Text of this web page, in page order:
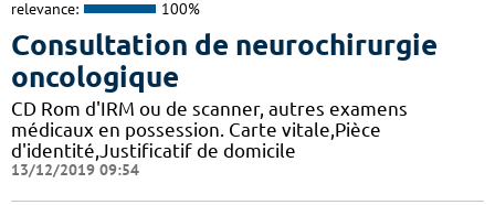
relevance: 100%
Consultation de neurochirurgie
oncologique
CD Rom d'IRM ou de scanner, autres examens
médicaux en possession. Carte vitale,Pièce
d'identité,Justificatif de domicile
13/12/2019 09:54